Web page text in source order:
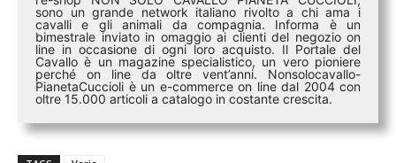
sono un grande network italiano rivolto a chi ama i
cavalli e gli animali da compagnia. Informa è un
bimestrale inviato in omaggio ai clienti del negozio on
line in occasione di ogni loro acquisto. Il Portale del
Cavallo è un magazine specialistico, un vero pioniere
perché on line da oltre vent’anni. Nonsolocavallo-
PianetaCuccioli è un e-commerce on line dal 2004 con
oltre 15.000 articoli a catalogo in costante crescita.